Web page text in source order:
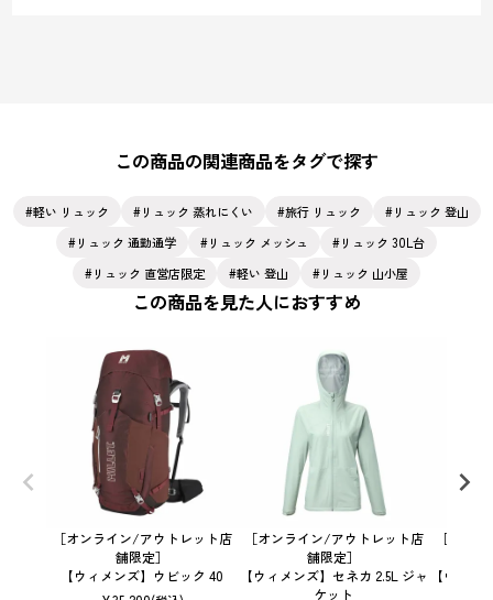
この商品の関連商品をタグで探す
軽い リュック リュック 蒸れにくい 旅行 リュック
リュック 登山
リュック 通勤通学
リュック メッシュ
リュック 30L台
リュック 直営店限定
軽い 登山 リュック 山小屋
この商品を見た人におすすめ
［オンライン/アウトレット店
舗限定］
【ウィメンズ】ウビック 40
［オンライン/アウトレット店
舗限定］
【ウィメンズ】セネカ 2.5L ジャ
ケット
［オン
【ウィメ